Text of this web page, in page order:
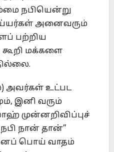
நபியென்று
அனைவரும்
பற்றிய
கூறி மக்களை
அவர்கள் உட்பட
இனி வரும்
முன்னறிவிப்புச்
நான் தான்”
பொய் வாதம்